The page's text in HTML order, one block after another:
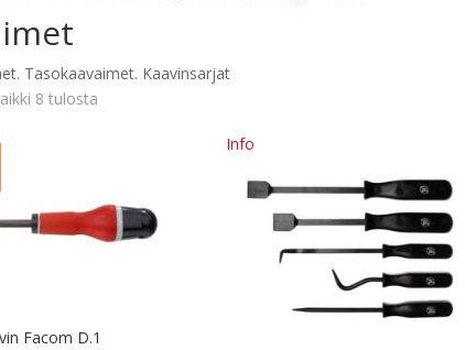
Tasokaavaimet. Kaavinsarjat
8 tulosta
Facom D.1
Info